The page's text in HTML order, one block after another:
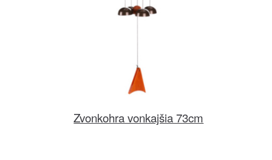
Zvonkohra vonkajšia 73cm